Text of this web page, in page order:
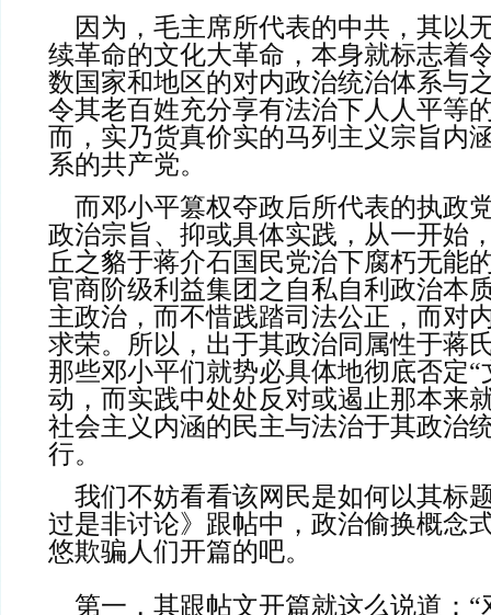
续革命的文化大革命，本身就标志着
数国家和地区的对内政治统治体系与
令其老百姓充分享有法治下人人平等
而，实乃货真价实的马列主义宗旨内
系的共产党。
政治宗旨、抑或具体实践，从一开始
丘之貉于蒋介石国民党治下腐朽无能
官商阶级利益集团之自私自利政治本
主政治，而不惜践踏司法公正，而对
求荣。所以，出于其政治同属性于蒋
那些邓小平们就势必具体地彻底否定“
动，而实践中处处反对或遏止那本来
社会主义内涵的民主与法治于其政治
行。
过是非讨论》跟帖中，政治偷换概念
悠欺骗人们开篇的吧。